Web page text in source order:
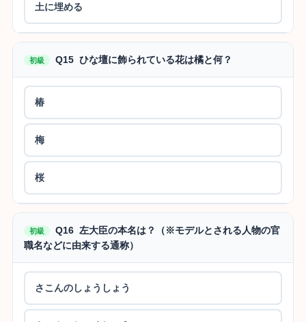
土に埋める
初級 Q15 ひな壇に飾られている花は橘と何？
椿
梅
桜
初級
Q16 左大臣の本名は？（※モデルとされる人物の官
職名などに由来する通称）
さこんのしょうしょう